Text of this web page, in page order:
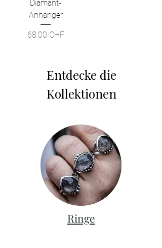
Diamant-
Anhänger
Preis
68,00 CHF
Entdecke die
Kollektionen
Ringe